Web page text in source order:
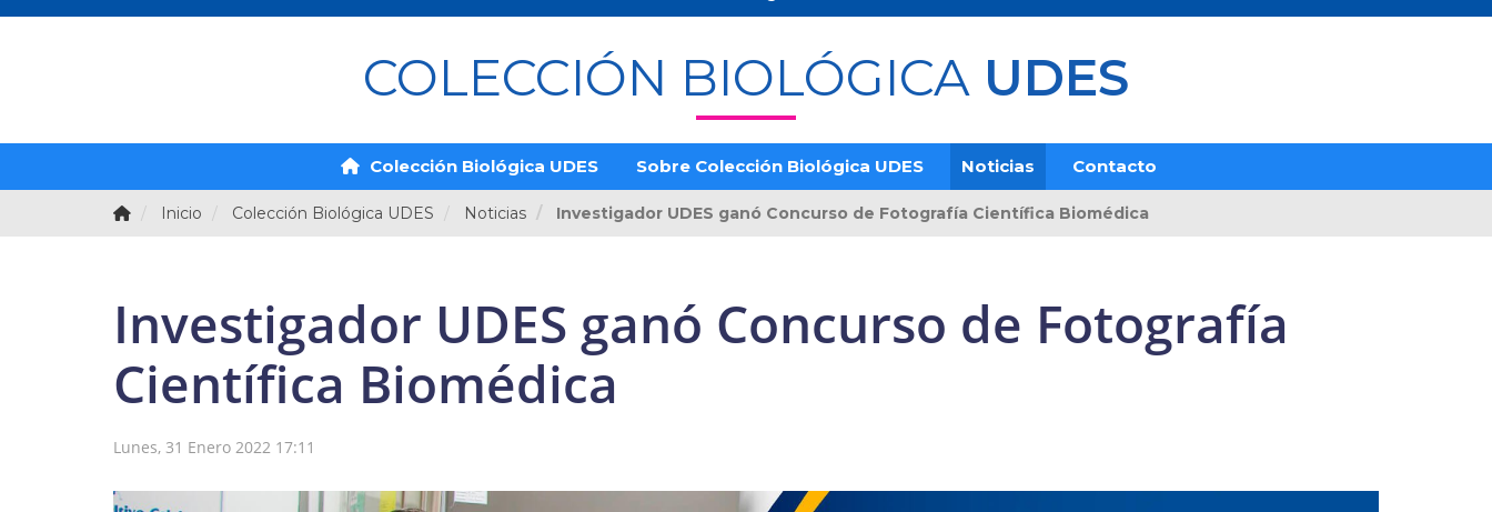
COLECCIÓN BIOLÓGICA UDES
Colección Biológica UDES Sobre Colección Biológica UDES Noticias Contacto
Inicio Colección Biológica UDES Noticias Investigador UDES ganó Concurso de Fotografía Científica Biomédica
Investigador UDES ganó Concurso de Fotografía
Científica Biomédica
Lunes, 31 Enero 2022 17:11